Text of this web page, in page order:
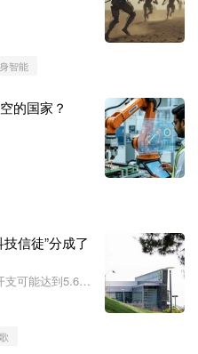
智能
的国家？
信徒”分成了
支可能达到5.6万
能覆盖大约2.1
口。”